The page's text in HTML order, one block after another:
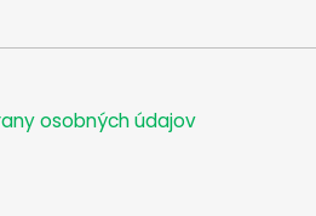
osobných údajov